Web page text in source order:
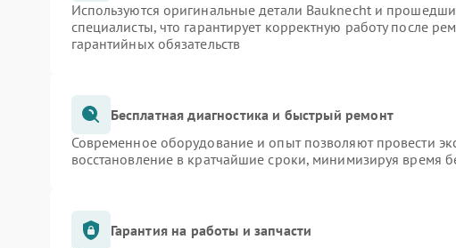
Используются оригинальные детали Bauknecht и
специалисты, что гарантирует корректную работу после
гарантийных обязательств
Бесплатная диагностика и быстрый ремонт
Современное оборудование и опыт позволяют провести
восстановление в кратчайшие сроки, минимизируя время
Гарантия на работы и запчасти